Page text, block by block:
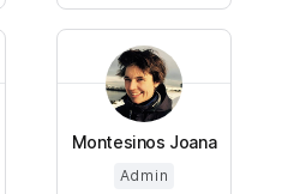
Montesinos Joana
Admin